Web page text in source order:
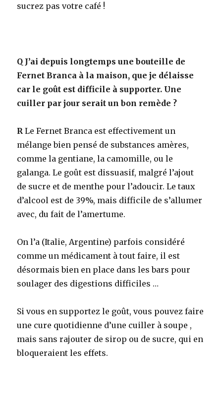
sucrez pas votre café !
Q J’ai depuis longtemps une bouteille de
Fernet Branca à la maison, que je délaisse
car le goût est difficile à supporter. Une
cuiller par jour serait un bon remède ?
RLe Fernet Branca est effectivement un
mélange bien pensé de substances amères,
comme la gentiane, la camomille, ou le
galanga. Le goût est dissuasif, malgré l’ajout
de sucre et de menthe pour l’adoucir. Le taux
d’alcool est de 39%, mais difficile de s’allumer
avec, du fait de l’amertume.
On l’a (Italie, Argentine) parfois considéré
comme un médicament à tout faire, il est
désormais bien en place dans les bars pour
soulager des digestions difficiles …
Si vous en supportez le goût, vous pouvez faire
une cure quotidienne d’une cuiller à soupe ,
mais sans rajouter de sirop ou de sucre, qui en
bloqueraient les effets.